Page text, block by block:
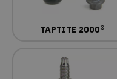
TAPTITE 2000®